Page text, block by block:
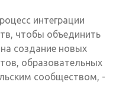
интеграции
чтобы объединить
создание новых
образовательных
сообществом, -